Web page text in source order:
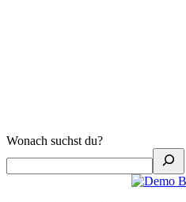
Wonach suchst du?